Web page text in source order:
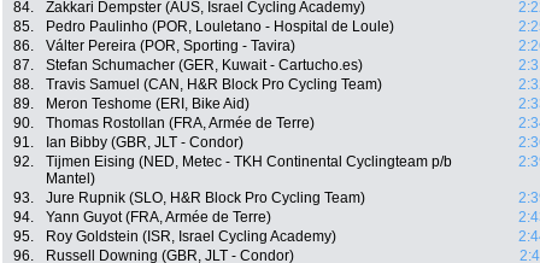
84.
Zakkari Dempster (AUS, Israel Cycling Academy)
85.
Pedro Paulinho (POR, Louletano - Hospital de Loule)
86.
Válter Pereira (POR, Sporting - Tavira)
87.
Stefan Schumacher (GER, Kuwait - Cartucho.es)
88.
Travis Samuel (CAN, H&R Block Pro Cycling Team)
89.
Meron Teshome (ERI, Bike Aid)
90.
Thomas Rostollan (FRA, Armée de Terre)
91.
Ian Bibby (GBR, JLT - Condor)
92.
Tijmen Eising (NED, Metec - TKH Continental Cyclingteam p/b
Mantel)
93. Jure Rupnik (SLO, H&R Block Pro Cycling Team)
94.
Yann Guyot (FRA, Armée de Terre)
95.
Roy Goldstein (ISR, Israel Cycling Academy)
96.
Russell Downing (GBR, JLT - Condor)